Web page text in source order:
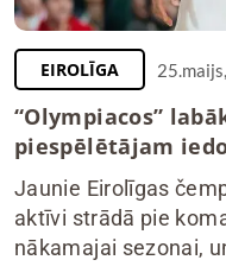
EIROLĪGA 25.maijs,
“Olympiacos”
piespēlētājam
Jaunie Eirolīgas
aktīvi strādā pie
nākamajai sezonai,